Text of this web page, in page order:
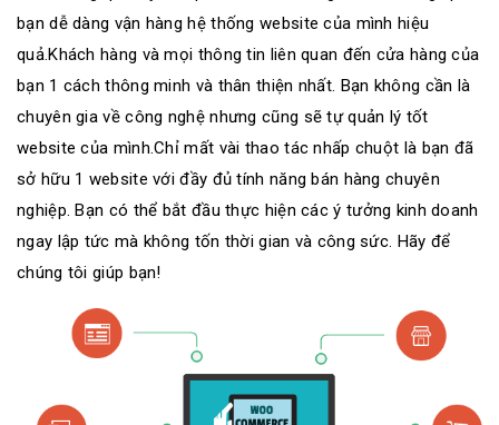
bạn dễ dàng vận hàng hệ thống website của mình hiệu
quả.Khách hàng và mọi thông tin liên quan đến cửa hàng của
bạn 1 cách thông minh và thân thiện nhất. Bạn không cần là
chuyên gia về công nghệ nhưng cũng sẽ tự quản lý tốt
website của mình.Chỉ mất vài thao tác nhấp chuột là bạn đã
sở hữu 1 website với đầy đủ tính năng bán hàng chuyên
nghiệp. Bạn có thể bắt đầu thực hiện các ý tưởng kinh doanh
ngay lập tức mà không tốn thời gian và công sức. Hãy để
chúng tôi giúp bạn!